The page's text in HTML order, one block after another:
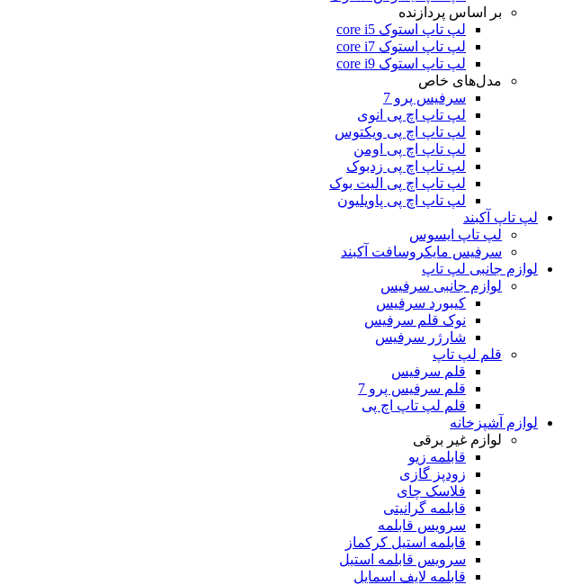
بر اساس پردازنده
لپ تاپ استوک core i5
لپ تاپ استوک core i7
لپ تاپ استوک core i9
مدل‌های خاص
سرفیس پرو 7
لپ تاپ اچ پی انوی
لپ تاپ اچ پی ویکتوس
لپ تاپ اچ پی اومن
لپ تاپ اچ پی زدبوک
لپ تاپ اچ پی الیت بوک
لپ تاپ اچ پی پاویلیون
لپ تاپ آکبند
لپ تاپ ایسوس
سرفیس مایکروسافت آکبند
لوازم جانبی لپ تاپ
لوازم جانبی سرفیس
کیبورد سرفیس
نوک قلم سرفیس
شارژر سرفیس
قلم لپ تاپ
قلم سرفیس
قلم سرفیس پرو 7
قلم لپ تاپ اچ پی
لوازم آشپزخانه
لوازم غیر برقی
قابلمه زیو
زودپز گازی
فلاسک چای
قابلمه گرانیتی
سرویس قابلمه
قابلمه استیل کرکماز
سرویس قابلمه استیل
قابلمه لایف اسمایل